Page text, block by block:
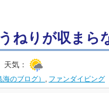
ねりが収まら
気：
のブログ） , ファンダイビング